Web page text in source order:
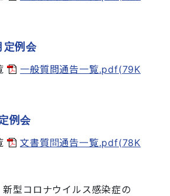
定例会
一般質問通告一覧.pdf(79K
例会
文書質問通告一覧.pdf(78K
型コロナウイルス感染症の